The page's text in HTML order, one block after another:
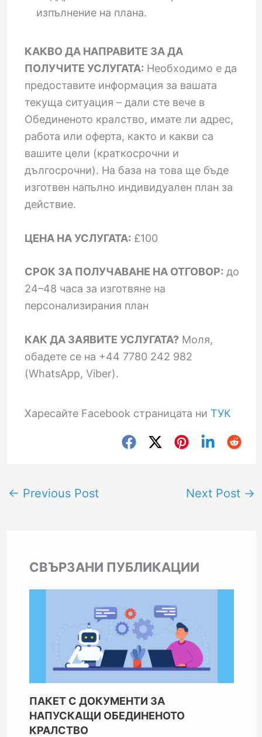
изпълнение на плана.
КАКВО ДА НАПРАВИТЕ ЗА ДА
ПОЛУЧИТЕ УСЛУГАТА: Необходимо е да
предоставите информация за вашата
текуща ситуация – дали сте вече в
Обединеното кралство, имате ли адрес,
работа или оферта, както и какви са
вашите цели (краткосрочни и
дългосрочни). На база на това ще бъде
изготвен напълно индивидуален план за
действие.
ЦЕНА НА УСЛУГАТА: £100
СРОК ЗА ПОЛУЧАВАНЕ НА ОТГОВОР: до
24–48 часа за изготвяне на
персонализирания план
КАК ДА ЗАЯВИТЕ УСЛУГАТА?Моля,
обадете се на +44 7780 242 982
(WhatsApp, Viber).
Харесайте Facebook страницата ни ТУК
← Previous Post Next Post →
СВЪРЗАНИ ПУБЛИКАЦИИ
ПАКЕТ С ДОКУМЕНТИ ЗА
НАПУСКАЩИ ОБЕДИНЕНОТО
КРАЛСТВО